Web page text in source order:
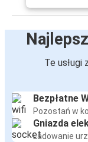
Te usługi
Bezpłatne
Pozostań w
Gniazda
Ładowanie